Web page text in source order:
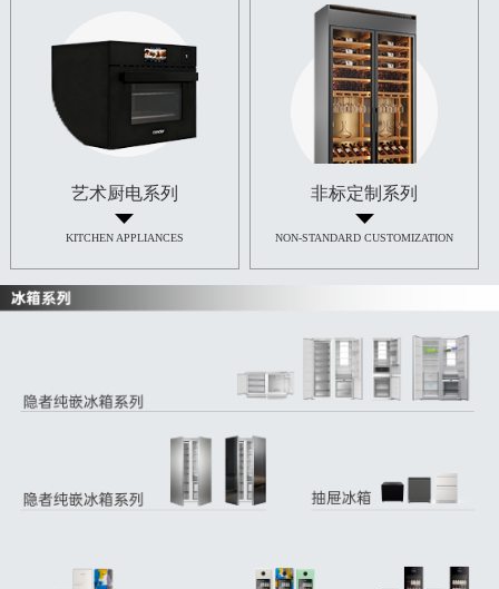
艺术厨电系列
KITCHEN APPLIANCES
非标定制系列
NON-STANDARD CUSTOMIZATION